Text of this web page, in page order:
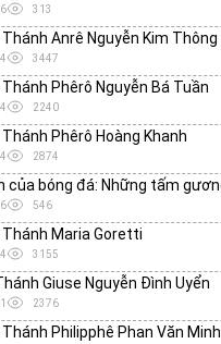
313
Anrê Nguyễn Kim Thông
3447
Phêrô Nguyễn Bá Tuần
2240
Phêrô Hoàng Khanh
2874
546
Thánh Maria Goretti
3155
Giuse Nguyễn Đình Uyển
2376
Philipphê Phan Văn Minh